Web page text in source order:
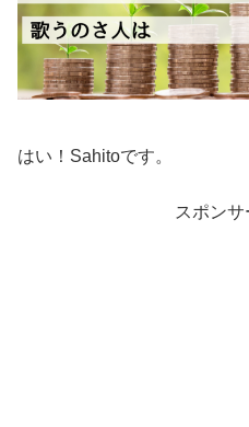
はい！Sahitoです。
スポンサ